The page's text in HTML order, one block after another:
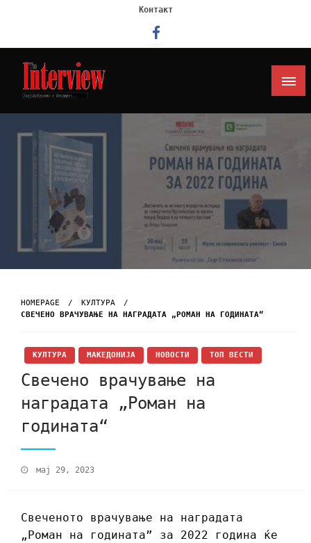
Контакт
Интервју
HOMEPAGE
КУЛТУРА
СВЕЧЕНО ВРАЧУВАЊЕ НА НАГРАДАТА „РОМАН НА ГОДИНАТА“
КУЛТУРА МАКЕДОНИЈА НОВОСТИ ТОП ВЕСТИ
Свечено врачување на
наградата „Роман на
годината“
мај 29, 2023
Свеченото врачување на наградата
„Роман на годината” за 2022 година ќе